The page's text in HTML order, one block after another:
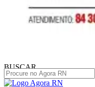
BUSCAR